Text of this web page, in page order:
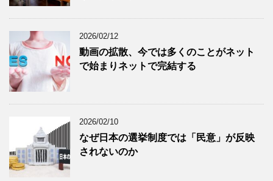
2026/02/12
動画の拡散、今では多くのことがネット
で始まりネットで完結する
2026/02/10
なぜ日本の選挙制度では「民意」が反映
されないのか